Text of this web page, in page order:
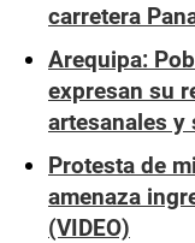
carretera
Arequipa:
expresan su
artesanales y
Protesta de
amenaza
(VIDEO)